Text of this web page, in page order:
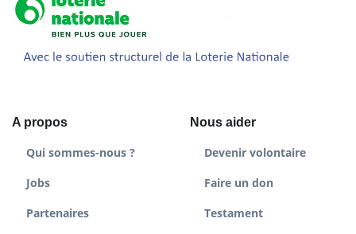
A propos
Qui sommes-nous ?
Jobs
Partenaires
Nous aider
Devenir volontaire
Faire un don
Testament